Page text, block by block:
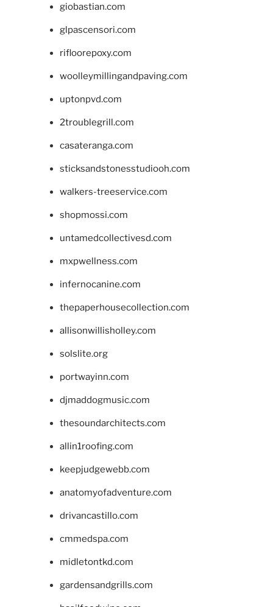
giobastian.com
glpascensori.com
rifloorepoxy.com
woolleymillingandpaving.com
uptonpvd.com
2troublegrill.com
casateranga.com
sticksandstonesstudiooh.com
walkers-treeservice.com
shopmossi.com
untamedcollectivesd.com
mxpwellness.com
infernocanine.com
thepaperhousecollection.com
allisonwillisholley.com
solslite.org
portwayinn.com
djmaddogmusic.com
thesoundarchitects.com
allin1roofing.com
keepjudgewebb.com
anatomyofadventure.com
drivancastillo.com
cmmedspa.com
midletontkd.com
gardensandgrills.com